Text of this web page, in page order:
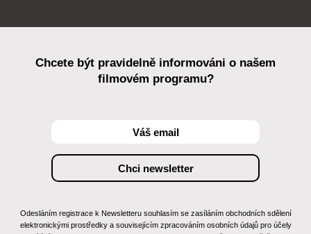
Chcete být pravidelně informováni o našem
filmovém programu?
Odesláním registrace k Newsletteru souhlasím se zasíláním obchodních sdělení
elektronickými prostředky a souvisejícím zpracováním osobních údajů pro účely